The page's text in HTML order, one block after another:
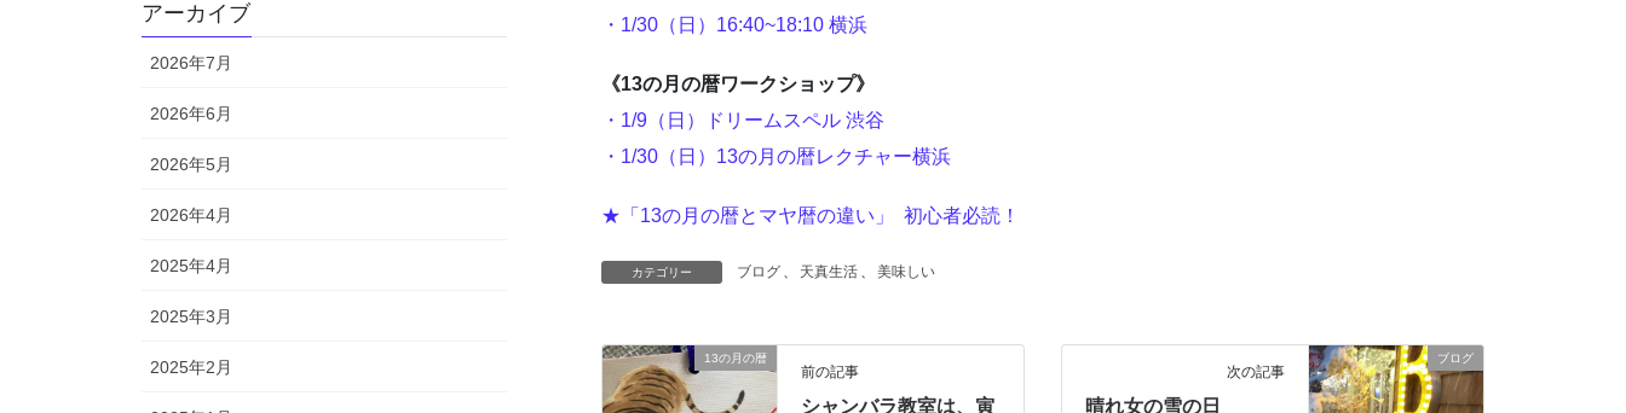
・1/30（日）16:40~18:10 横浜
《13の月の暦ワークショップ》
・1/9（日）ドリームスペル 渋谷
・1/30（日）13の月の暦レクチャー横浜
★「13の月の暦とマヤ暦の違い」 初心者必読！
カテゴリー ブログ 、 天真生活 、 美味しい
13の月の暦
前の記事
シャンバラ教室は、寅
ブログ
次の記事
晴れ女の雪の日
アーカイブ
2026年7月
2026年6月
2026年5月
2026年4月
2025年4月
2025年3月
2025年2月